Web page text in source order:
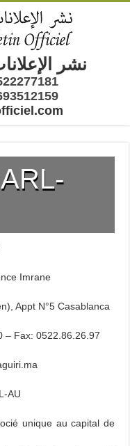
نشر
Imrane
Appt N°5 Casablanca
– Fax: 0522.86.26.97
AU
unique au capital de